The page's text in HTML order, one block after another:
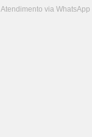
Atendimento via WhatsApp